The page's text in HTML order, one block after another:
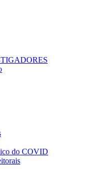
do COVID